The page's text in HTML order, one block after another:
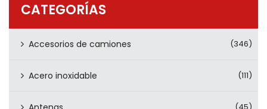
CONTÁCTENOS
CATEGORÍAS
Accesorios de camiones (346)
Acero inoxidable (111)